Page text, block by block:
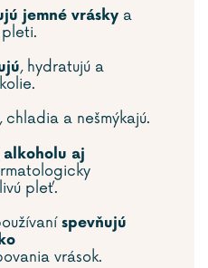
jemné vrásky a
pleti.
, hydratujú a
, chladia a nešmýkajú.
alkoholu aj
pleť.
spevňujú
vrások.